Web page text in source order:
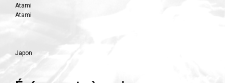
Atami
Atami
Japon